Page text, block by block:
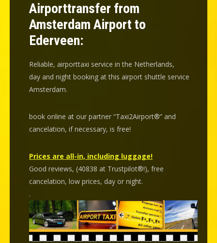
Airporttransfer from
Amsterdam Airport to
Ederveen:
Reliable, airporttaxi service in the Netherlands,
day and night booking at this airport shuttle service
Amsterdam.
book online at our partner “Taxi2Airport®” and
cancelation, if necessary, is free!
Prices are all-in, including luggage!
Good reviews, (40838 at Trustpilot®!), free
cancelation, low prices, day or night.
.